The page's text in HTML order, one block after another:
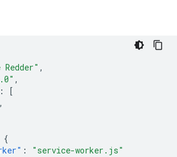
Redder" ,
,
:
[
,
{
:
"service-worker.js"